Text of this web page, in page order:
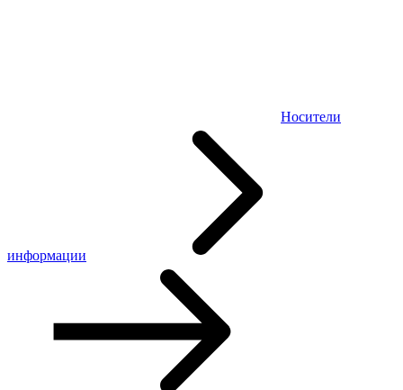
Носители
информации